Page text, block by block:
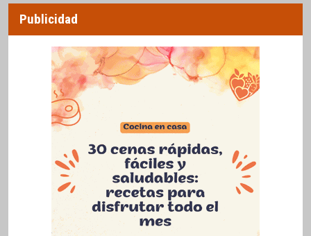
Publicidad